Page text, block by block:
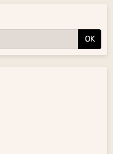
OK